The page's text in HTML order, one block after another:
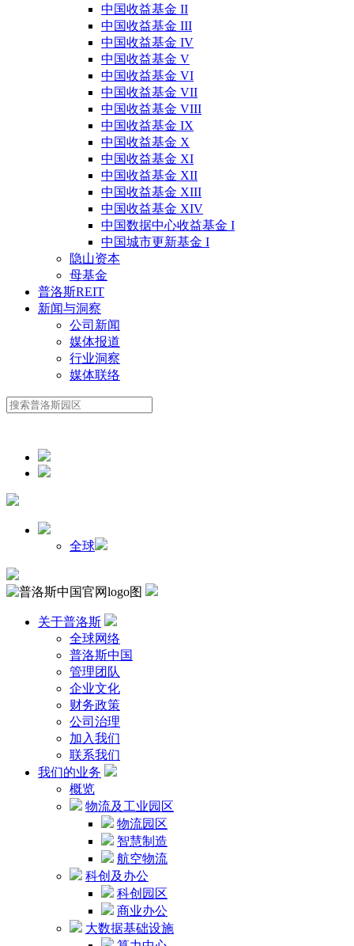
中国收益基金 II
中国收益基金 III
中国收益基金 IV
中国收益基金 V
中国收益基金 VI
中国收益基金 VII
中国收益基金 VIII
中国收益基金 IX
中国收益基金 X
中国收益基金 XI
中国收益基金 XII
中国收益基金 XIII
中国收益基金 XIV
中国数据中心收益基金 I
中国城市更新基金 I
隐山资本
母基金
普洛斯REIT
新闻与洞察
公司新闻
媒体报道
行业洞察
媒体联络
全球
关于普洛斯
全球网络
普洛斯中国
管理团队
企业文化
财务政策
公司治理
加入我们
联系我们
我们的业务
概览
物流及工业园区
物流园区
智慧制造
航空物流
科创及办公
科创园区
商业办公
大数据基础设施